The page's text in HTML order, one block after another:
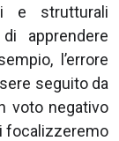
e strutturali
apprendere
l’errore
seguito da
voto negativo
focalizzeremo